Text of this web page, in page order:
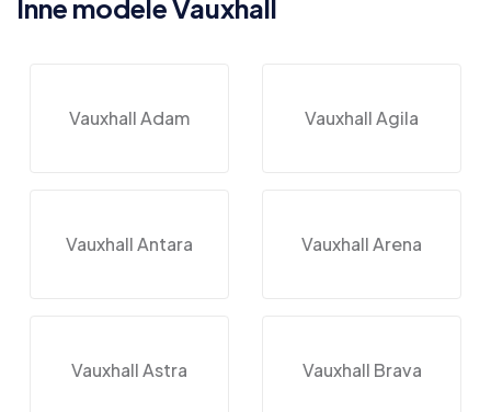
Inne modele Vauxhall
Vauxhall Adam Vauxhall Agila
Vauxhall Antara Vauxhall Arena
Vauxhall Astra Vauxhall Brava